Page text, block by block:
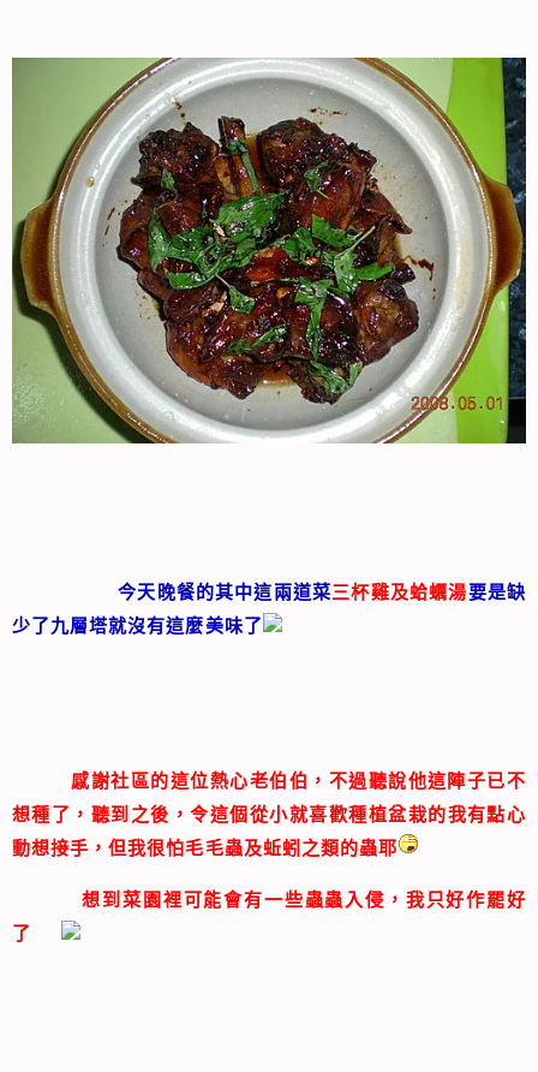
今天晚餐的其中這兩道菜三杯雞及蛤蠣湯要是缺
少了九層塔就沒有這麼美味了
感謝社區的這位熱心老伯伯，不過聽說他這陣子已不
想種了，聽到之後，令這個從小就喜歡種植盆栽的我有點心
動想接手，但我很怕毛毛蟲及蚯蚓之類的蟲耶
想到菜園裡可能會有一些蟲蟲入侵，我只好作罷好
了